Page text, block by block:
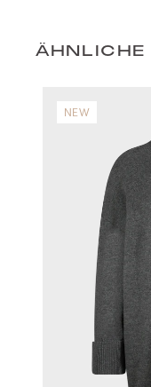
NEW